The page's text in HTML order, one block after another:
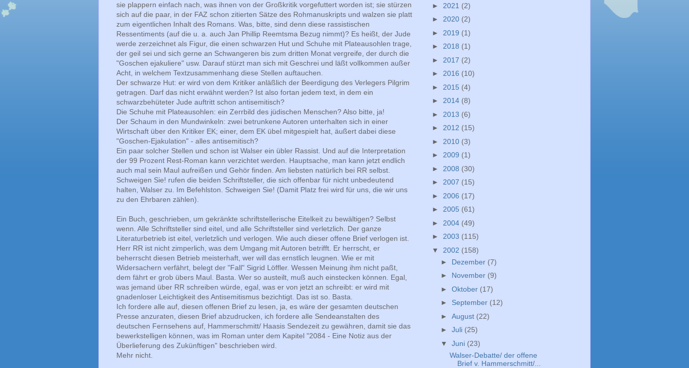
sie plappern einfach nach, was ihnen von der Großkritik vorgefuttert worden ist; sie stürzen
sich auf die paar, in der FAZ schon zitierten Sätze des Rohmanuskripts und walzen sie platt
zum eigentlichen Inhalt des Romans. Was, bitte, sind denn diese rassistischen
Ressentiments (auf die u. a. auch Jan Phillip Reemtsma Bezug nimmt)? Es heißt, der Jude
werde zerzeichnet als Figur, die einen schwarzen Hut und Schuhe mit Plateausohlen trage,
der geil sei und sich gerne an Schwangeren bis zum dritten Monat vergreife, der durch die
"Goschen ejakuliere" usw. Darauf stürzt man sich mit Geschrei und läßt vollkommen außer
Acht, in welchem Textzusammenhang diese Stellen auftauchen.
Der schwarze Hut: er wird von dem Kritiker anläßlich der Beerdigung des Verlegers Pilgrim
getragen. Darf das nicht erwähnt werden? Ist also fortan jedem text, in dem ein
schwarzbehüteter Jude auftritt schon antisemitisch?
Die Schuhe mit Plateausohlen: ein Zerrbild des jüdischen Menschen? Also bitte, ja!
Der Schaum in den Mundwinkeln: zwei betrunkene Autoren unterhalten sich in einer
Wirtschaft über den Kritiker EK; einer, dem EK übel mitgespielt hat, äußert dabei diese
"Goschen-Ejakulation" - alles antisemitisch?
Ein paar solcher Stellen und schon ist Walser ein übler Rassist. Und auf die Interpretation
der 99 Prozent Rest-Roman kann verzichtet werden. Hauptsache, man kann jetzt endlich
auch mal sein Maul aufreißen und Gehör finden. Am liebsten natürlich bei RR selbst.
Schweigen Sie! rufen die beiden Schriftsteller, die sich offenbar für nicht unbedeutend
halten, Walser zu. Im Befehlston. Schweigen Sie! (Damit Platz frei wird für uns, die wir uns
zu den Ehrbaren zählen).
Ein Buch, geschrieben, um gekränkte schriftstellerische Eitelkeit zu bewältigen? Selbst
wenn. Alle Schriftsteller sind eitel, und alle Schriftsteller sind verletzlich. Der ganze
Literaturbetrieb ist eitel, verletzlich und verlogen. Wie auch dieser offene Brief verlogen ist.
Herr RR ist nicht zimperlich, was dem Umgang mit Autoren betrifft. Er herrscht, er
beherrscht diesen Betrieb meisterhaft, wer will das ernstlich leugnen. Wie er mit
Widersachern verfährt, belegt der "Fall" Sigrid Löffler. Wessen Meinung ihm nicht paßt,
dem fährt er grob übers Maul. Basta. Wer so austeilt, muß auch einstecken können. Egal,
was jemand über RR schreiben würde, egal, was er von jetzt an schreibt: er wird mit
gnadenloser Leichtigkeit des Antisemitismus bezichtigt. Das ist so. Basta.
Ich fordere alle auf, diesen offenen Brief zu lesen, ja, es wäre der gesamten deutschen
Presse anzuraten, diesen Brief abzudrucken, ich fordere alle Sendeanstalten des
deutschen Fernsehens auf, Hammerschmitt/ Haasis Sendezeit zu gewähren, damit sie das
bewerkstelligen können, was im Roman unter dem Kapitel "2084 - Eine Notiz aus der
Überlieferung des Zukünftigen" beschrieben wird.
Mehr nicht.
► 2021 (2)
► 2020 (2)
► 2019 (1)
► 2018 (1)
► 2017 (2)
► 2016 (10)
► 2015 (4)
► 2014 (8)
► 2013 (6)
► 2012 (15)
► 2010 (3)
► 2009 (1)
► 2008 (30)
► 2007 (15)
► 2006 (17)
► 2005 (61)
► 2004 (49)
► 2003 (115)
▼ 2002 (158)
► Dezember (7)
► November (9)
► Oktober (17)
► September (12)
► August (22)
► Juli (25)
▼ Juni (23)
Walser-Debatte/ der offene
Brief v. Hammerschmitt/...